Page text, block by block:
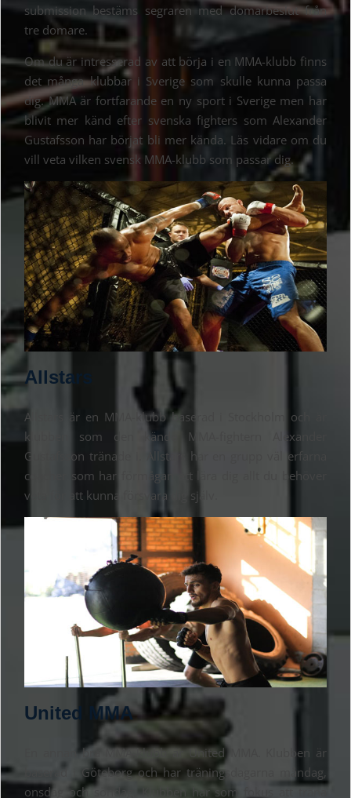
submission bestäms segraren med domarbeslut från
tre domare.
Om du är intresserad av att börja i en MMA-klubb finns
det många klubbar i Sverige som skulle kunna passa
dig. MMA är fortfarande en ny sport i Sverige men har
blivit mer känd efter svenska fighters som Alexander
Gustafsson har börjat bli mer kända. Läs vidare om du
vill veta vilken svensk MMA-klubb som passar dig.
Allstars
Allstars är en MMA-klubb baserad i Stockholm och är
klubben som den kände MMA-fightern Alexander
Gustafsson tränade i. Allstars har en grupp väl erfarna
coacher som har förmågan att lära dig allt du behöver
veta för att kunna försvara dig själv.
United MMA
En annan bra MMA-klubb är United MMA. Klubben är
baserad i Göteborg och har träningsdagarna måndag,
onsdag och söndag. Klubben har som fokus att träna